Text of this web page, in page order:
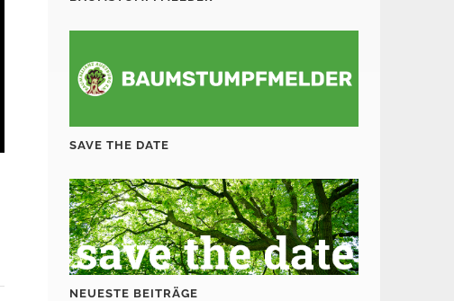
SAVE THE DATE
NEUESTE BEITRÄGE